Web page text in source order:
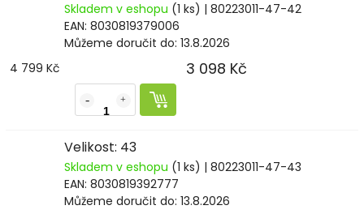
Skladem v eshopu (1 ks) | 80223011-47-42
EAN: 8030819379006
Můžeme doručit do: 13.8.2026
4 799 Kč
3 098 Kč
Velikost: 43
Skladem v eshopu (1 ks) | 80223011-47-43
EAN: 8030819392777
Můžeme doručit do: 13.8.2026